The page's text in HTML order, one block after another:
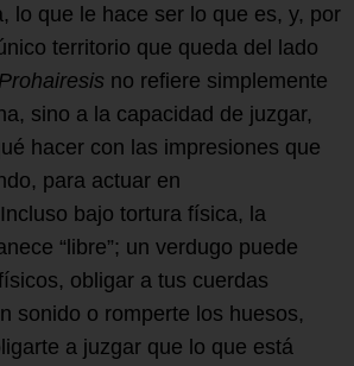
lo que le hace ser lo que es, y, por
territorio que queda del lado
Prohairesis no refiere simplemente
sino a la capacidad de juzgar,
hacer con las impresiones que
para actuar en
bajo tortura física, la
“libre”; un verdugo puede
obligar a tus cuerdas
sonido o romperte los huesos,
a juzgar que lo que está